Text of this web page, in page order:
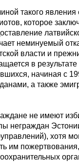
такого
которое
неминуемый
власти и
в
начиная с
а также
не имеют
неграждан
хотя
им